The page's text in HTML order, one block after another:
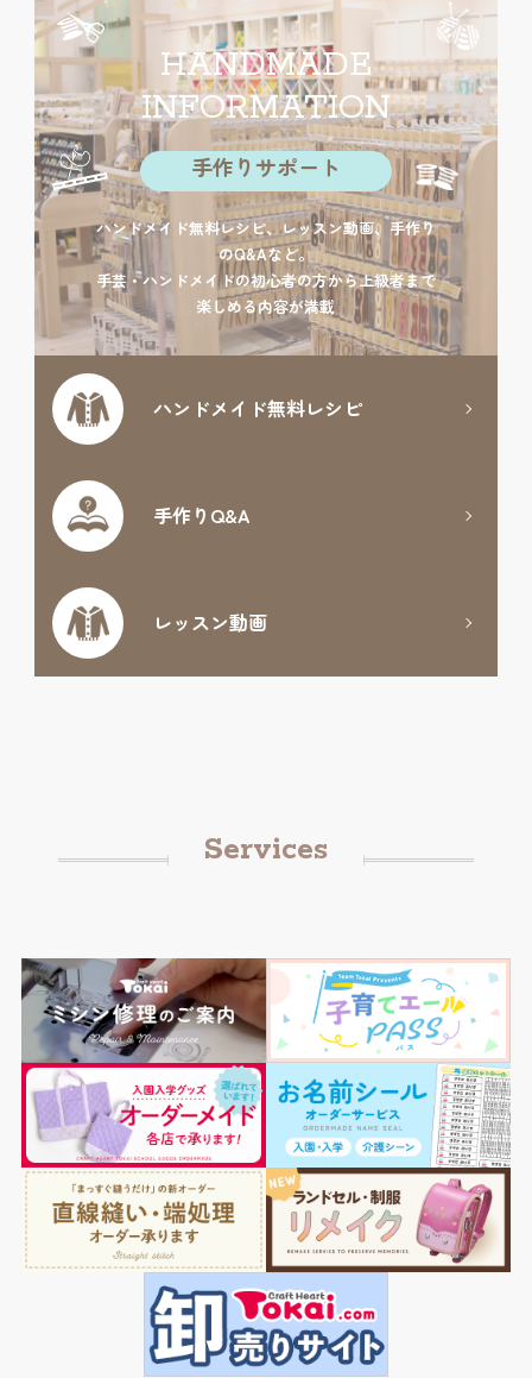
HANDMADE
INFORMATION
手作りサポート
ハンドメイド無料レシピ、レッスン動画、手作り
のQ&Aなど。
手芸・ハンドメイドの初心者の方から上級者まで
楽しめる内容が満載
ハンドメイド無料レシピ
手作りQ&A
レッスン動画
Services